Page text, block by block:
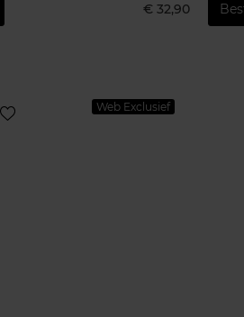
€ 32,90
Web Exclusief